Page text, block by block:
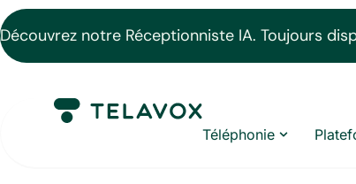
Découvrez notre Réceptionniste IA. Toujours
Téléphonie